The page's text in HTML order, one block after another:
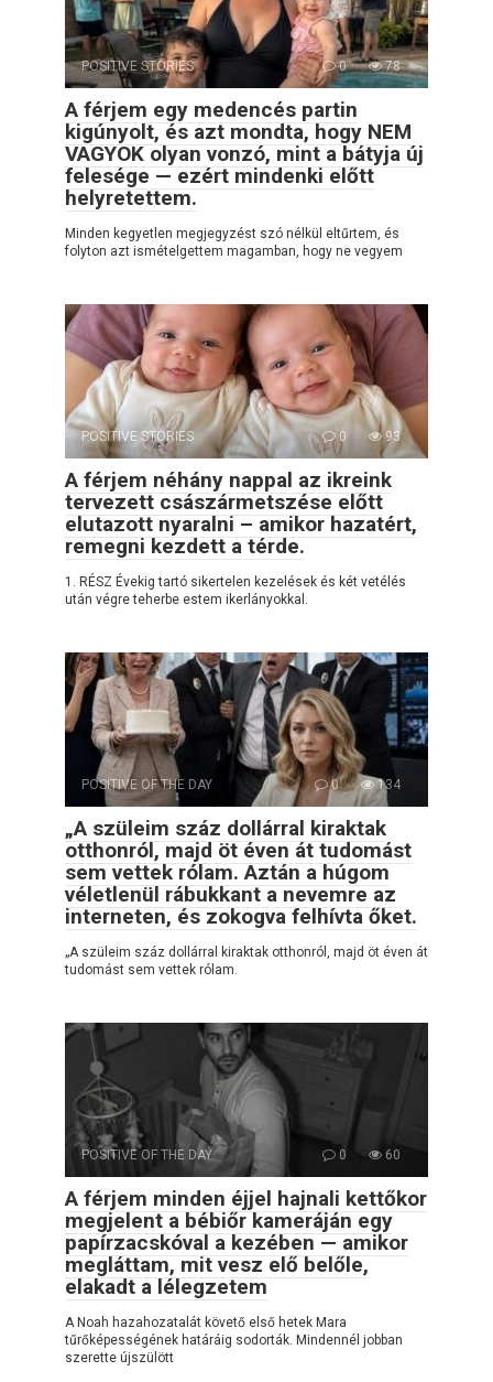
POSITIVE STORIES 0 78
A férjem egy medencés partin
kigúnyolt, és azt mondta, hogy NEM
VAGYOK olyan vonzó, mint a bátyja új
felesége — ezért mindenki előtt
helyretettem.
Minden kegyetlen megjegyzést szó nélkül eltűrtem, és
folyton azt ismételgettem magamban, hogy ne vegyem
POSITIVE STORIES 0 93
A férjem néhány nappal az ikreink
tervezett császármetszése előtt
elutazott nyaralni – amikor hazatért,
remegni kezdett a térde.
1. RÉSZ Évekig tartó sikertelen kezelések és két vetélés
után végre teherbe estem ikerlányokkal.
POSITIVE OF THE DAY 0 134
„A szüleim száz dollárral kiraktak
otthonról, majd öt éven át tudomást
sem vettek rólam. Aztán a húgom
véletlenül rábukkant a nevemre az
interneten, és zokogva felhívta őket.
„A szüleim száz dollárral kiraktak otthonról, majd öt éven át
tudomást sem vettek rólam.
POSITIVE OF THE DAY 0 60
A férjem minden éjjel hajnali kettőkor
megjelent a bébiőr kameráján egy
papírzacskóval a kezében — amikor
megláttam, mit vesz elő belőle,
elakadt a lélegzetem
A Noah hazahozatalát követő első hetek Mara
tűrőképességének határáig sodorták. Mindennél jobban
szerette újszülött